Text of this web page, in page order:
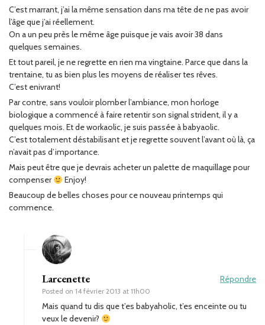
C’est marrant, j’ai la même sensation dans ma tête de ne pas avoir
l’âge que j’ai réellement.
On a un peu près le même âge puisque je vais avoir 38 dans
quelques semaines.
Et tout pareil, je ne regrette en rien ma vingtaine. Parce que dans la
trentaine, tu as bien plus les moyens de réaliser tes rêves.
C’est enivrant!
Par contre, sans vouloir plomber l’ambiance, mon horloge
biologique a commencé à faire retentir son signal strident, il y a
quelques mois. Et de workaolic, je suis passée à babyaolic.
C’est totalement déstabilisant et je regrette souvent l’avant où là, ça
n’avait pas d’importance.
Mais peut être que je devrais acheter un palette de maquillage pour
compenser
Enjoy!
Beaucoup de belles choses pour ce nouveau printemps qui
commence.
Larcenette
Posted on 14 février 2013 at 11h00
Répondre
Mais quand tu dis que t’es babyaholic, t’es enceinte ou tu
veux le devenir?